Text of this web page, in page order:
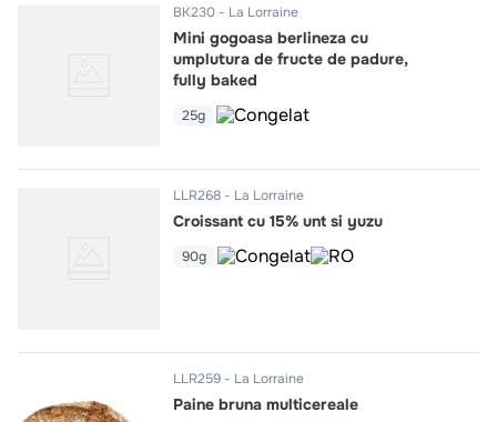
BK230 La Lorraine
Mini gogoasa berlineza cu
umplutura de fructe de padure,
fully baked
25g
LLR268 La Lorraine
Croissant cu 15% unt si yuzu
90g
LLR259 La Lorraine
Paine bruna multicereale